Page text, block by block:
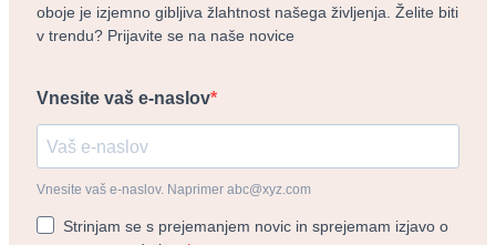
oboje je izjemno gibljiva žlahtnost našega življenja. Želite biti
v trendu? Prijavite se na naše novice
Vnesite vaš e-naslov
Vnesite vaš e-naslov. Naprimer abc@xyz.com
Strinjam se s prejemanjem novic in sprejemam izjavo o